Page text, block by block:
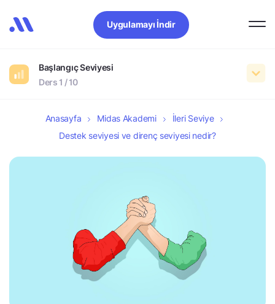
Uygulamayı İndir
Anasayfa Midas Akademi
İleri Seviye
Destek seviyesi ve direnç seviyesi nedir?
Başlangıç Seviyesi
Ders 1 / 10